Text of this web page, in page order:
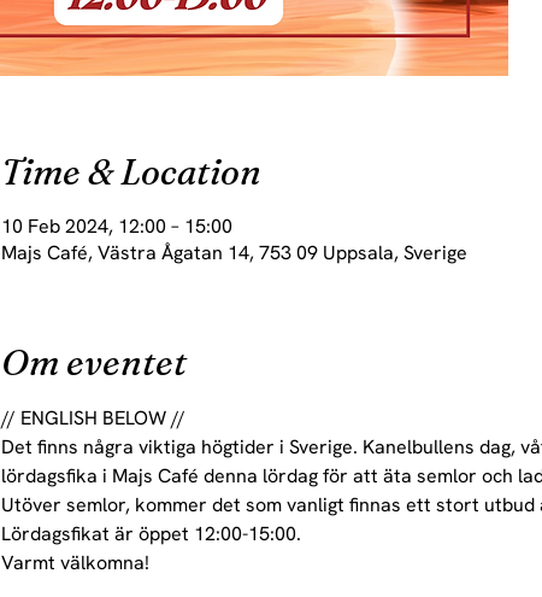
Time & Location
10 Feb 2024, 12:00 – 15:00
Majs Café, Västra Ågatan 14, 753 09 Uppsala, Sverige
Om eventet
// ENGLISH BELOW //
Det finns några viktiga högtider i Sverige. Kanelbullens dag,
lördagsfika i Majs Café denna lördag för att äta semlor och
Utöver semlor, kommer det som vanligt finnas ett stort
Lördagsfikat är öppet 12:00-15:00.
Varmt välkomna!